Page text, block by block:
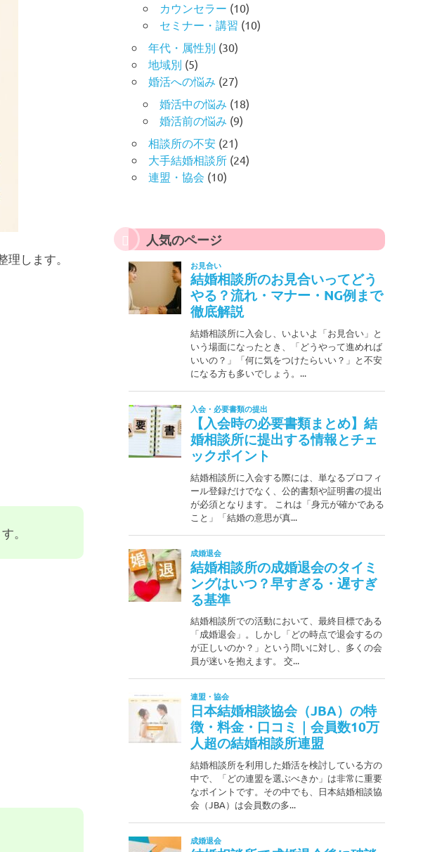
理します。
。
カウンセラー (10)
セミナー・講習 (10)
年代・属性別 (30)
地域別 (5)
婚活への悩み (27)
婚活中の悩み (18)
婚活前の悩み (9)
相談所の不安 (21)
大手結婚相談所 (24)
連盟・協会 (10)
人気のページ